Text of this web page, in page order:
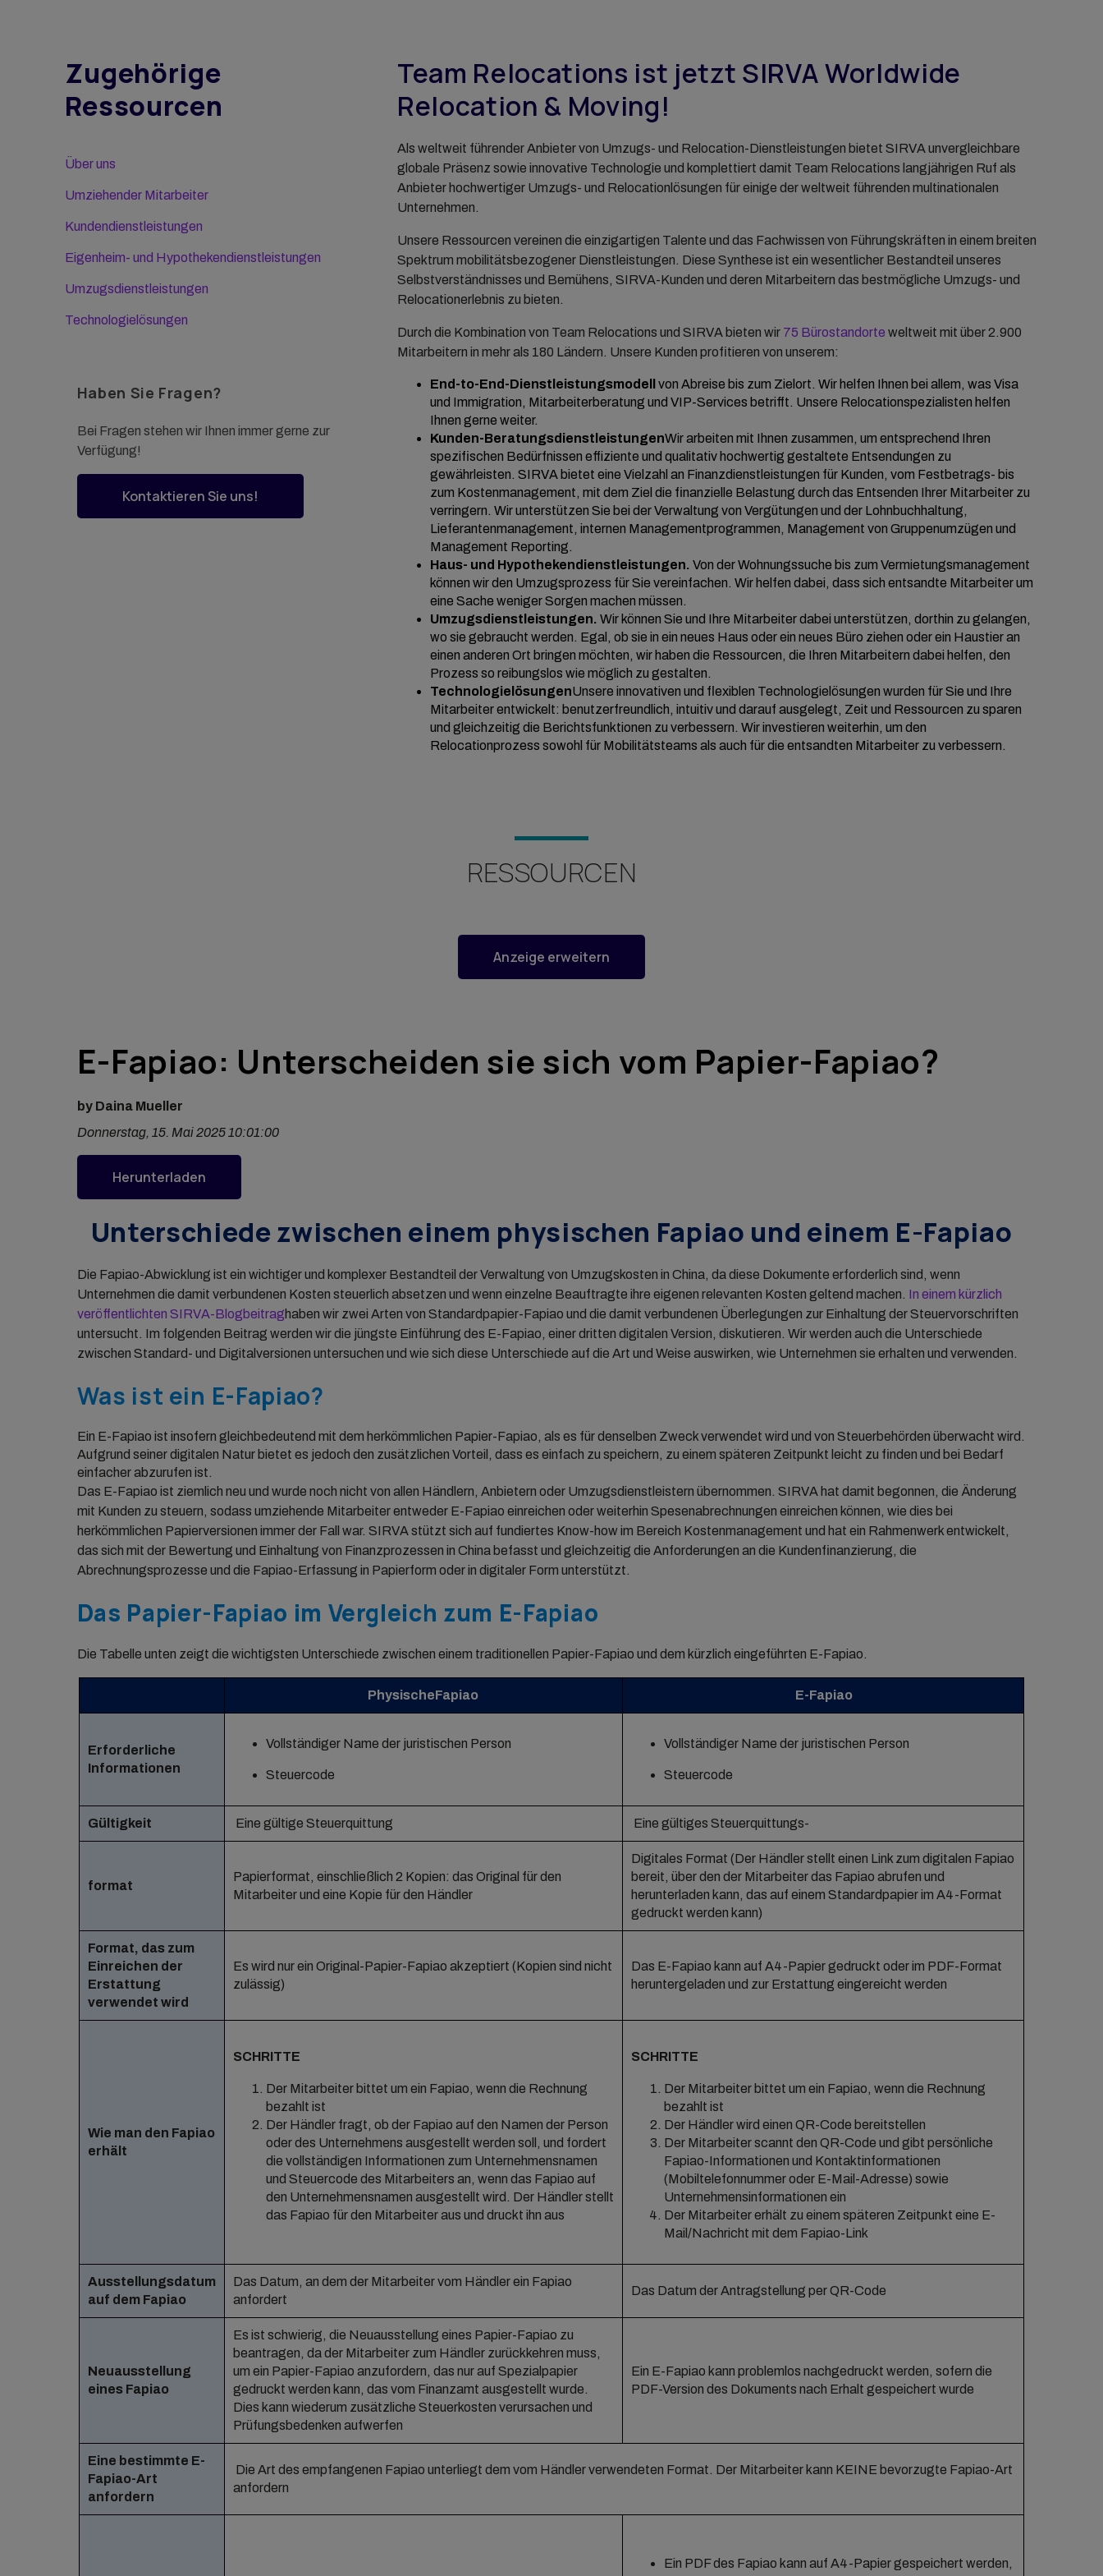
Berichterstattung & Analyse
Praktikantenmanagement
Angebotsanfrage/Ausschreibung
Vorübergehende Unterkünfte
SIRVA Mortgage
Team Relocations ist jetzt SIRVA Worldwide
Relocation & Moving!
Als weltweit führender Anbieter von Umzugs- und Relocation-Dienstleistungen bietet SIRVA unvergleichbare
globale Präsenz sowie innovative Technologie und komplettiert damit Team Relocations langjährigen Ruf als
Anbieter hochwertiger Umzugs- und Relocationlösungen für einige der weltweit führenden multinationalen
Unternehmen.
Unsere Ressourcen vereinen die einzigartigen Talente und das Fachwissen von Führungskräften in einem breiten
Spektrum mobilitätsbezogener Dienstleistungen. Diese Synthese ist ein wesentlicher Bestandteil unseres
Selbstverständnisses und Bemühens, SIRVA-Kunden und deren Mitarbeitern das bestmögliche Umzugs- und
Relocationerlebnis zu bieten.
Durch die Kombination von Team Relocations und SIRVA bieten wir 75 Bürostandorteweltweit mit über 2.900
Mitarbeitern in mehr als 180 Ländern. Unsere Kunden profitieren von unserem:
End-to-End-Dienstleistungsmodellvon Abreise bis zum Zielort. Wir helfen Ihnen bei allem, was Visa
und Immigration, Mitarbeiterberatung und VIP-Services betrifft. Unsere Relocationspezialisten helfen
Ihnen gerne weiter.
Kunden-BeratungsdienstleistungenWir arbeiten mit Ihnen zusammen, um entsprechend Ihren
spezifischen Bedürfnissen effiziente und qualitativ hochwertig gestaltete Entsendungen zu
gewährleisten. SIRVA bietet eine Vielzahl an Finanzdienstleistungen für Kunden, vom Festbetrags- bis
zum Kostenmanagement, mit dem Ziel die finanzielle Belastung durch das Entsenden Ihrer Mitarbeiter zu
verringern. Wir unterstützen Sie bei der Verwaltung von Vergütungen und der Lohnbuchhaltung,
Lieferantenmanagement, internen Managementprogrammen, Management von Gruppenumzügen und
Management Reporting.
Haus- und Hypothekendienstleistungen. Von der Wohnungssuche bis zum Vermietungsmanagement
können wir den Umzugsprozess für Sie vereinfachen. Wir helfen dabei, dass sich entsandte Mitarbeiter um
eine Sache weniger Sorgen machen müssen.
Umzugsdienstleistungen. Wir können Sie und Ihre Mitarbeiter dabei unterstützen, dorthin zu gelangen,
wo sie gebraucht werden. Egal, ob sie in ein neues Haus oder ein neues Büro ziehen oder ein Haustier an
einen anderen Ort bringen möchten, wir haben die Ressourcen, die Ihren Mitarbeitern dabei helfen, den
Prozess so reibungslos wie möglich zu gestalten.
TechnologielösungenUnsere innovativen und flexiblen Technologielösungen wurden für Sie und Ihre
Mitarbeiter entwickelt: benutzerfreundlich, intuitiv und darauf ausgelegt, Zeit und Ressourcen zu sparen
und gleichzeitig die Berichtsfunktionen zu verbessern. Wir investieren weiterhin, um den
Relocationprozess sowohl für Mobilitätsteams als auch für die entsandten Mitarbeiter zu verbessern.
Zugehörige
Ressourcen
Über uns
Umziehender Mitarbeiter
Kundendienstleistungen
Eigenheim- und Hypothekendienstleistungen
Umzugsdienstleistungen
Technologielösungen
Haben Sie Fragen?
Bei Fragen stehen wir Ihnen immer gerne zur
Verfügung!
Kontaktieren Sie uns!
RESSOURCEN
Anzeige erweitern
E-Fapiao: Unterscheiden sie sich vom Papier-Fapiao?
by Daina Mueller
Donnerstag, 15. Mai 2025 10:01:00
Herunterladen
Unterschiede zwischen einem physischen Fapiao und einem E-Fapiao
Die Fapiao-Abwicklung ist ein wichtiger und komplexer Bestandteil der Verwaltung von Umzugskosten in China, da diese Dokumente erforderlich sind, wenn
Unternehmen die damit verbundenen Kosten steuerlich absetzen und wenn einzelne Beauftragte ihre eigenen relevanten Kosten geltend machen. In einem kürzlich
veröffentlichten SIRVA-Blogbeitraghaben wir zwei Arten von Standardpapier-Fapiao und die damit verbundenen Überlegungen zur Einhaltung der Steuervorschriften
untersucht. Im folgenden Beitrag werden wir die jüngste Einführung des E-Fapiao, einer dritten digitalen Version, diskutieren. Wir werden auch die Unterschiede
zwischen Standard- und Digitalversionen untersuchen und wie sich diese Unterschiede auf die Art und Weise auswirken, wie Unternehmen sie erhalten und verwenden.
Was ist ein E-Fapiao?
Ein E-Fapiao ist insofern gleichbedeutend mit dem herkömmlichen Papier-Fapiao, als es für denselben Zweck verwendet wird und von Steuerbehörden überwacht wird.
Aufgrund seiner digitalen Natur bietet es jedoch den zusätzlichen Vorteil, dass es einfach zu speichern, zu einem späteren Zeitpunkt leicht zu finden und bei Bedarf
einfacher abzurufen ist.
Das E-Fapiao ist ziemlich neu und wurde noch nicht von allen Händlern, Anbietern oder Umzugsdienstleistern übernommen. SIRVA hat damit begonnen, die Änderung
mit Kunden zu steuern, sodass umziehende Mitarbeiter entweder E-Fapiao einreichen oder weiterhin Spesenabrechnungen einreichen können, wie dies bei
herkömmlichen Papierversionen immer der Fall war. SIRVA stützt sich auf fundiertes Know-how im Bereich Kostenmanagement und hat ein Rahmenwerk entwickelt,
das sich mit der Bewertung und Einhaltung von Finanzprozessen in China befasst und gleichzeitig die Anforderungen an die Kundenfinanzierung, die
Abrechnungsprozesse und die Fapiao-Erfassung in Papierform oder in digitaler Form unterstützt.
Das Papier-Fapiao im Vergleich zum E-Fapiao
Die Tabelle unten zeigt die wichtigsten Unterschiede zwischen einem traditionellen Papier-Fapiao und dem kürzlich eingeführten E-Fapiao.
PhysischeFapiao E-Fapiao
Erforderliche
Informationen
Vollständiger Name der juristischen Person
Steuercode
Vollständiger Name der juristischen Person
Steuercode
Gültigkeit Eine gültige Steuerquittung Eine gültiges Steuerquittungs-
format
Papierformat, einschließlich 2 Kopien: das Original für den
Mitarbeiter und eine Kopie für den Händler
Digitales Format (Der Händler stellt einen Link zum digitalen Fapiao
bereit, über den der Mitarbeiter das Fapiao abrufen und
herunterladen kann, das auf einem Standardpapier im A4-Format
gedruckt werden kann)
Format, das zum
Einreichen der
Erstattung
verwendet wird
Es wird nur ein Original-Papier-Fapiao akzeptiert (Kopien sind nicht
zulässig)
Das E-Fapiao kann auf A4-Papier gedruckt oder im PDF-Format
heruntergeladen und zur Erstattung eingereicht werden
Wie man den Fapiao
erhält
SCHRITTE
Der Mitarbeiter bittet um ein Fapiao, wenn die Rechnung
bezahlt ist
Der Händler fragt, ob der Fapiao auf den Namen der Person
oder des Unternehmens ausgestellt werden soll, und fordert
die vollständigen Informationen zum Unternehmensnamen
und Steuercode des Mitarbeiters an, wenn das Fapiao auf
den Unternehmensnamen ausgestellt wird. Der Händler stellt
das Fapiao für den Mitarbeiter aus und druckt ihn aus
SCHRITTE
Der Mitarbeiter bittet um ein Fapiao, wenn die Rechnung
bezahlt ist
Der Händler wird einen QR-Code bereitstellen
Der Mitarbeiter scannt den QR-Code und gibt persönliche
Fapiao-Informationen und Kontaktinformationen
(Mobiltelefonnummer oder E-Mail-Adresse) sowie
Unternehmensinformationen ein
Der Mitarbeiter erhält zu einem späteren Zeitpunkt eine E-
Mail/Nachricht mit dem Fapiao-Link
Ausstellungsdatum
auf dem Fapiao
Das Datum, an dem der Mitarbeiter vom Händler ein Fapiao
anfordert
Das Datum der Antragstellung per QR-Code
Neuausstellung
eines Fapiao
Es ist schwierig, die Neuausstellung eines Papier-Fapiao zu
beantragen, da der Mitarbeiter zum Händler zurückkehren muss,
um ein Papier-Fapiao anzufordern, das nur auf Spezialpapier
gedruckt werden kann, das vom Finanzamt ausgestellt wurde.
Dies kann wiederum zusätzliche Steuerkosten verursachen und
Prüfungsbedenken aufwerfen
Ein E-Fapiao kann problemlos nachgedruckt werden, sofern die
PDF-Version des Dokuments nach Erhalt gespeichert wurde
Eine bestimmte E-
Fapiao-Art
anfordern
Die Art des empfangenen Fapiao unterliegt dem vom Händler verwendeten Format. Der Mitarbeiter kann KEINE bevorzugte Fapiao-Art
anfordern
Ein PDF des Fapiao kann auf A4-Papier gespeichert werden,